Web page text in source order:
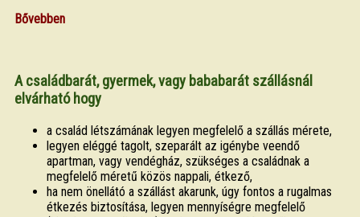
Bővebben
A családbarát, gyermek, vagy bababarát szállásnál
elvárható hogy
a család létszámának legyen megfelelő a szállás mérete,
legyen eléggé tagolt, szeparált az igénybe veendő
apartman, vagy vendégház, szükséges a családnak a
megfelelő méretű közös nappali, étkező,
ha nem önellátó a szállást akarunk, úgy fontos a rugalmas
étkezés biztosítása, legyen mennyíségre megfelelő